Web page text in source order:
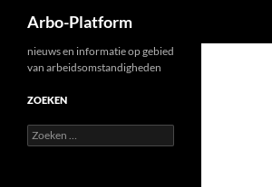
Arbo-Platform
nieuws en informatie op gebied
van arbeidsomstandigheden
ZOEKEN
Zoeken
naar: